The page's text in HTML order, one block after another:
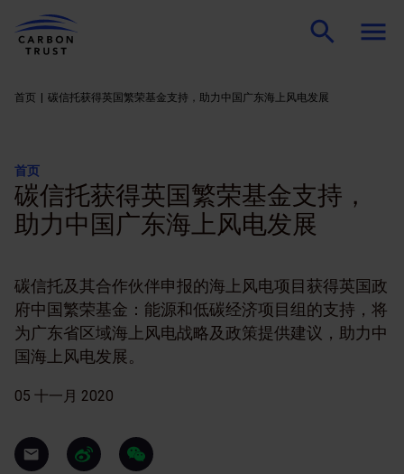
首页 碳信托获得英国繁荣基金支持，助力中国广东海上风电发展
首页
碳信托获得英国繁荣基金支持，
助力中国广东海上风电发展
碳信托及其合作伙伴申报的海上风电项目获得英国政
府中国繁荣基金：能源和低碳经济项目组的支持，将
为广东省区域海上风电战略及政策提供建议，助力中
国海上风电发展。
05 十一月 2020